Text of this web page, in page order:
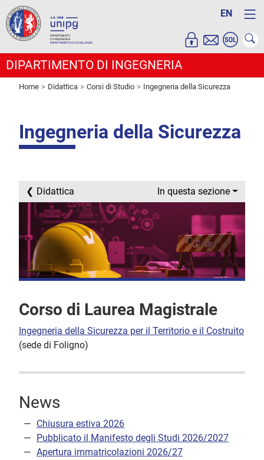
EN
DIPARTIMENTO DI INGEGNERIA
Home Didattica Corsi di Studio Ingegneria della Sicurezza
Ingegneria della Sicurezza
Didattica In questa sezione
Corso di Laurea Magistrale
Ingegneria della Sicurezza per il Territorio e il Costruito
(sede di Foligno)
News
Chiusura estiva 2026
Pubblicato il Manifesto degli Studi 2026/2027
Apertura immatricolazioni 2026/27